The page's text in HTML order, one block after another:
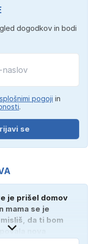
dogodkov in bodi
splošnimi pogoji in
.
se
je prišel domov
mama se je
da ti bom
nova